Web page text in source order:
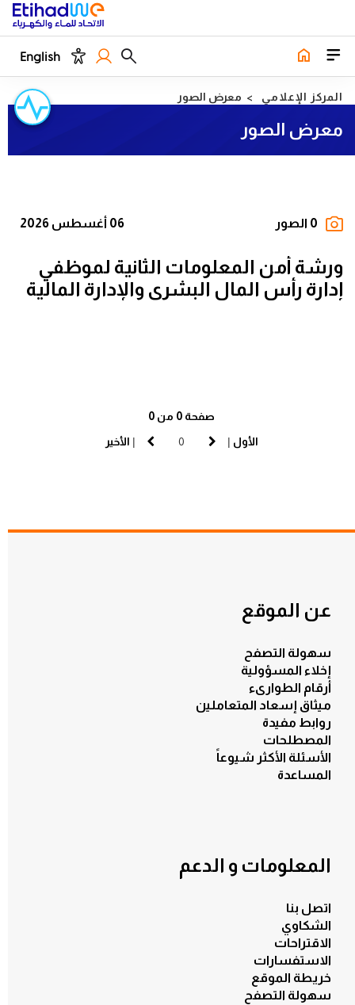
English
المركز الإعلامي معرض الصور
معرض الصور
0 الصور 06 أغسطس 2026
ورشة أمن المعلومات الثانية لموظفي
إدارة رأس المال البشري والإدارة المالية
صفحة 0 من 0
الأول |
| الأخير
عن الموقع
سهولة التصفح
إخلاء المسؤولية
أرقام الطوارىء
ميثاق إسعاد المتعاملين
روابط مفيدة
المصطلحات
الأسئلة الأكثر شيوعاً
المساعدة
المعلومات و الدعم
اتصل بنا
الشكاوي
الاقتراحات
الاستفسارات
خريطة الموقع
سهولة التصفح